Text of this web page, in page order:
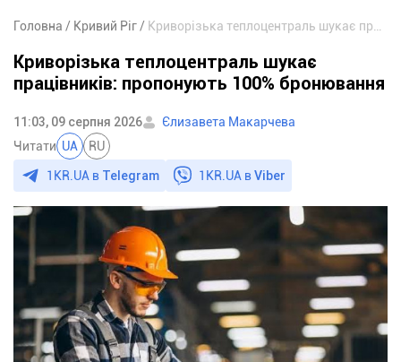
Головна Кривий Ріг Криворізька теплоцентраль шукає працівників: пропонують 100% бронювання
Криворізька теплоцентраль шукає
працівників: пропонують 100% бронювання
11:03, 09 серпня 2026
Єлизавета Макарчева
Читати UA RU
1KR.UA в Telegram 1KR.UA вViber